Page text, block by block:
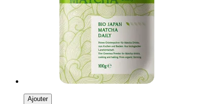
Ajouter